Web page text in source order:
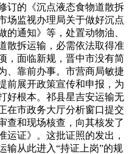
订的《沉点液态食物道散拆
场监视办理局关于做好沉点
的通知》等，处置动物油、
散拆运输，必需依法取得准
，面临新规，晋中市没有简
、靠前办事。市营商局敏捷
前展开政策宣传和申报，为
好根本。祁县星吉安运输无
在市政务大厅分析窗口提交
查和现场核查，向其核发了
运证》。这批证照的发出，
输从此进入“持证上岗”的规